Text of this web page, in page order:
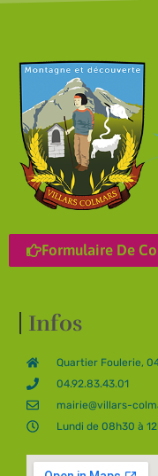
Formulaire De
Infos
Quartier Foulerie,
04.92.83.43.01
mairie@villars-
Lundi de 08h30 à